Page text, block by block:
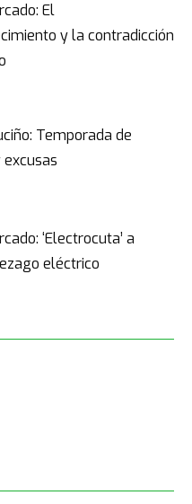
El
y la contradicción
Temporada de
‘Electrocuta’ a
eléctrico